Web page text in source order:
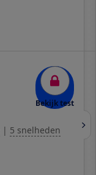
Bekijk test
| 5 snelheden